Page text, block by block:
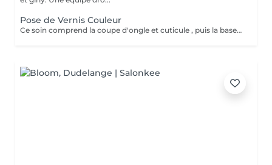
Pose de Vernis Couleur
Ce soin comprend la coupe d'ongle et cuticule , puis la base transparente, deux couches de couleurs et le top coat.